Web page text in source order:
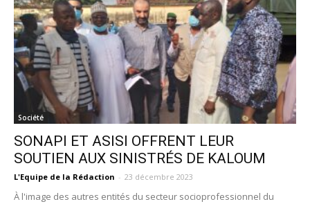
Société
SONAPI ET ASISI OFFRENT LEUR
SOUTIEN AUX SINISTRÉS DE KALOUM
L'Equipe de la Rédaction - 23 décembre 2023
À l'image des autres entités du secteur socioprofessionnel du